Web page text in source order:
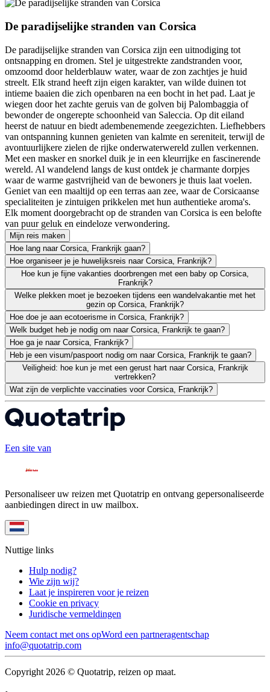
De paradijselijke stranden van Corsica
De paradijselijke stranden van Corsica zijn een uitnodiging tot
ontsnapping en dromen. Stel je uitgestrekte zandstranden voor,
omzoomd door helderblauw water, waar de zon zachtjes je huid
streelt. Elk strand heeft zijn eigen karakter, van wilde duinen tot
intieme baaien die zich openbaren na een bocht in het pad. Laat je
wiegen door het zachte geruis van de golven bij Palombaggia of
bewonder de ongerepte schoonheid van Saleccia. Op dit eiland
heerst de natuur en biedt adembenemende zeegezichten. Liefhebbers
van ontspanning kunnen genieten van kalmte en sereniteit, terwijl de
avontuurlijkere zielen de rijke onderwaterwereld zullen verkennen.
Met een masker en snorkel duik je in een kleurrijke en fascinerende
wereld. Al wandelend langs de kust ontdek je charmante dorpjes
waar de warme gastvrijheid van de bewoners je thuis laat voelen.
Geniet van een maaltijd op een terras aan zee, waar de Corsicaanse
specialiteiten je zintuigen prikkelen met hun authentieke aroma's.
Elk moment doorgebracht op de stranden van Corsica is een belofte
van puur geluk en eindeloze verwondering.
Mijn reis maken
Hoe lang naar Corsica, Frankrijk gaan?
Hoe organiseer je je huwelijksreis naar Corsica, Frankrijk?
Hoe kun je fijne vakanties doorbrengen met een baby op Corsica,
Frankrijk?
Welke plekken moet je bezoeken tijdens een wandelvakantie met het
gezin op Corsica, Frankrijk?
Hoe doe je aan ecotoerisme in Corsica, Frankrijk?
Welk budget heb je nodig om naar Corsica, Frankrijk te gaan?
Hoe ga je naar Corsica, Frankrijk?
Heb je een visum/paspoort nodig om naar Corsica, Frankrijk te gaan?
Veiligheid: hoe kun je met een gerust hart naar Corsica, Frankrijk
vertrekken?
Wat zijn de verplichte vaccinaties voor Corsica, Frankrijk?
Een site van
Personaliseer uw reizen met Quotatrip en ontvang gepersonaliseerde
aanbiedingen direct in uw mailbox.
Nuttige links
Hulp nodig?
Wie zijn wij?
Laat je inspireren voor je reizen
Cookie en privacy
Juridische vermeldingen
Neem contact met ons opWord een partneragentschap
info@quotatrip.com
Copyright 2026 © Quotatrip, reizen op maat.